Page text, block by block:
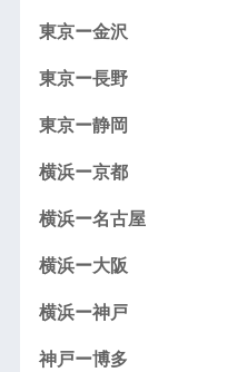
東京ー金沢
東京ー長野
東京ー静岡
横浜ー京都
横浜ー名古屋
横浜ー大阪
横浜ー神戸
神戸ー博多